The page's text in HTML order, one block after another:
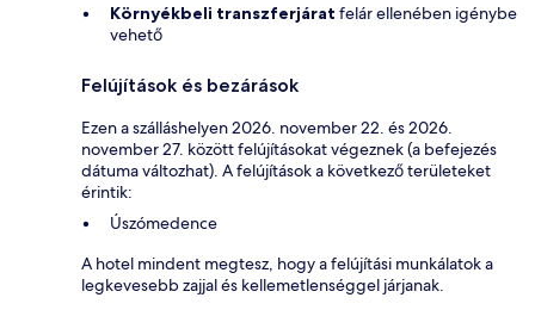
Környékbeli transzferjárat felár ellenében igénybe
vehető
Felújítások és bezárások
Ezen a szálláshelyen 2026. november 22. és 2026.
november 27. között felújításokat végeznek (a befejezés
dátuma változhat). A felújítások a következő területeket
érintik:
Úszómedence
A hotel mindent megtesz, hogy a felújítási munkálatok a
legkevesebb zajjal és kellemetlenséggel járjanak.